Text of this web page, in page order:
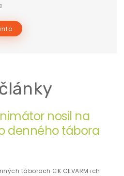
nosil na
denného tábora
táboroch CK CEVARM ich